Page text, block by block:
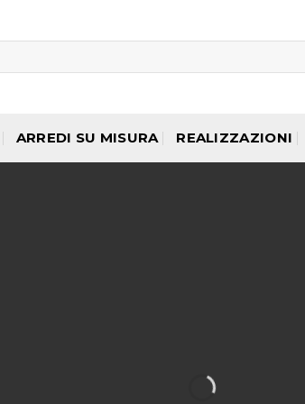
ARREDI SU MISURA REALIZZAZIONI